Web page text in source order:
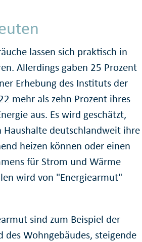
lassen sich praktisch in
Allerdings gaben 25 Prozent
Erhebung des Instituts der
mehr als zehn Prozent ihres
aus. Es wird geschätzt,
Haushalte deutschlandweit ihre
heizen können oder einen
für Strom und Wärme
wird von "Energiearmut"
sind zum Beispiel der
des Wohngebäudes, steigende